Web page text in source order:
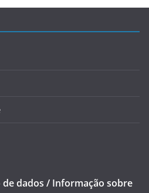
dados / Informação sobre